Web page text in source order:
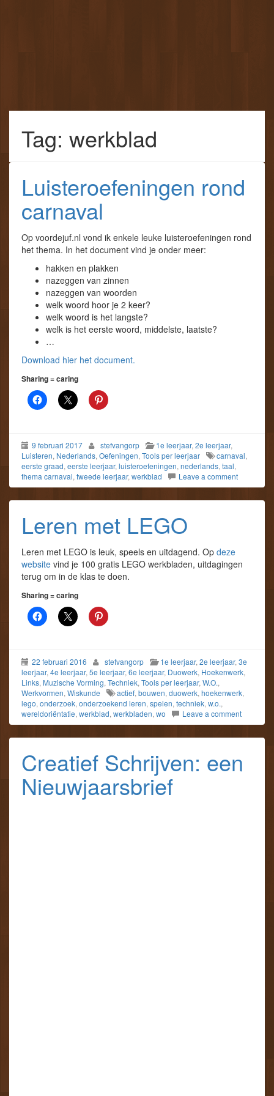
Tag: werkblad
Luisteroefeningen rond
carnaval
Op voordejuf.nl vond ik enkele leuke luisteroefeningen rond
het thema. In het document vind je onder meer:
hakken en plakken
nazeggen van zinnen
nazeggen van woorden
welk woord hoor je 2 keer?
welk woord is het langste?
welk is het eerste woord, middelste, laatste?
…
Download hier het document.
Sharing = caring
9 februari 2017 stefvangorp 1e leerjaar, 2e leerjaar,
Luisteren, Nederlands, Oefeningen, Tools per leerjaar carnaval,
eerste graad, eerste leerjaar, luisteroefeningen, nederlands, taal,
thema carnaval, tweede leerjaar, werkblad Leave a comment
Leren met LEGO
Leren met LEGO is leuk, speels en uitdagend. Op deze
website vind je 100 gratis LEGO werkbladen, uitdagingen
terug om in de klas te doen.
Sharing = caring
22 februari 2016 stefvangorp 1e leerjaar, 2e leerjaar, 3e
leerjaar, 4e leerjaar, 5e leerjaar, 6e leerjaar, Duowerk, Hoekenwerk,
Links, Muzische Vorming, Techniek, Tools per leerjaar, W.O.,
Werkvormen, Wiskunde actief, bouwen, duowerk, hoekenwerk,
lego, onderzoek, onderzoekend leren, spelen, techniek, w.o.,
wereldoriëntatie, werkblad, werkbladen, wo Leave a comment
Creatief Schrijven: een
Nieuwjaarsbrief